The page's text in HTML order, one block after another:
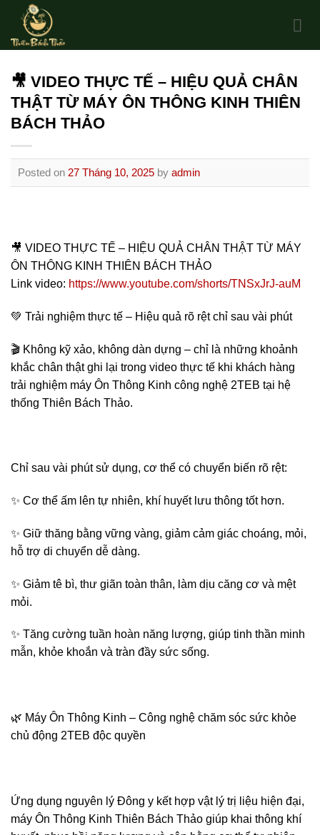
content
🎥 VIDEO THỰC TẾ – HIỆU QUẢ CHÂN
THẬT TỪ MÁY ÔN THÔNG KINH THIÊN
BÁCH THẢO
Posted on 27 Tháng 10, 2025 by admin
🎥 VIDEO THỰC TẾ – HIỆU QUẢ CHÂN THẬT TỪ MÁY
ÔN THÔNG KINH THIÊN BÁCH THẢO
Link video: https://www.youtube.com/shorts/TNSxJrJ-auM
💚 Trải nghiệm thực tế – Hiệu quả rõ rệt chỉ sau vài phút
🎬 Không kỹ xảo, không dàn dựng – chỉ là những khoảnh
khắc chân thật ghi lại trong video thực tế khi khách hàng
trải nghiệm máy Ôn Thông Kinh công nghệ 2TEB tại hệ
thống Thiên Bách Thảo.
Chỉ sau vài phút sử dụng, cơ thể có chuyển biến rõ rệt:
✨ Cơ thể ấm lên tự nhiên, khí huyết lưu thông tốt hơn.
✨ Giữ thăng bằng vững vàng, giảm cảm giác choáng, mỏi,
hỗ trợ di chuyển dễ dàng.
✨ Giảm tê bì, thư giãn toàn thân, làm dịu căng cơ và mệt
mỏi.
✨ Tăng cường tuần hoàn năng lượng, giúp tinh thần minh
mẫn, khỏe khoắn và tràn đầy sức sống.
🌿 Máy Ôn Thông Kinh – Công nghệ chăm sóc sức khỏe
chủ động 2TEB độc quyền
Ứng dụng nguyên lý Đông y kết hợp vật lý trị liệu hiện đại,
máy Ôn Thông Kinh Thiên Bách Thảo giúp khai thông khí